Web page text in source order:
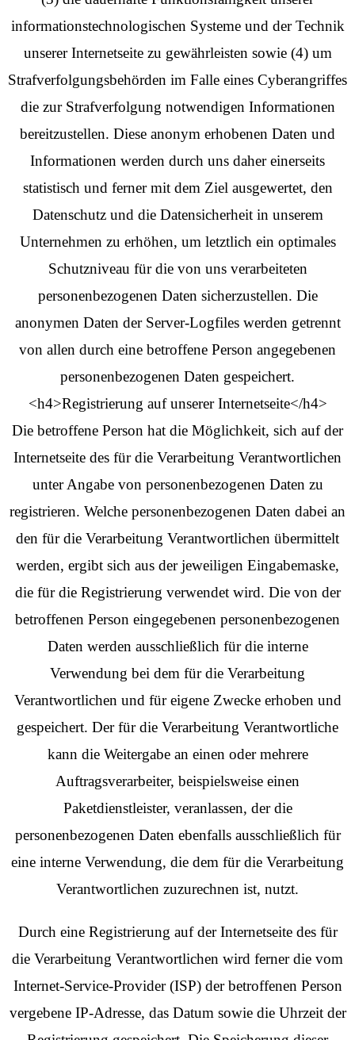
informationstechnologischen Systeme und der Technik
unserer Internetseite zu gewährleisten sowie (4) um
Strafverfolgungsbehörden im Falle eines Cyberangriffes
die zur Strafverfolgung notwendigen Informationen
bereitzustellen. Diese anonym erhobenen Daten und
Informationen werden durch uns daher einerseits
statistisch und ferner mit dem Ziel ausgewertet, den
Datenschutz und die Datensicherheit in unserem
Unternehmen zu erhöhen, um letztlich ein optimales
Schutzniveau für die von uns verarbeiteten
personenbezogenen Daten sicherzustellen. Die
anonymen Daten der Server-Logfiles werden getrennt
von allen durch eine betroffene Person angegebenen
personenbezogenen Daten gespeichert.
<h4>Registrierung auf unserer Internetseite</h4>
Die betroffene Person hat die Möglichkeit, sich auf der
Internetseite des für die Verarbeitung Verantwortlichen
unter Angabe von personenbezogenen Daten zu
registrieren. Welche personenbezogenen Daten dabei an
den für die Verarbeitung Verantwortlichen übermittelt
werden, ergibt sich aus der jeweiligen Eingabemaske,
die für die Registrierung verwendet wird. Die von der
betroffenen Person eingegebenen personenbezogenen
Daten werden ausschließlich für die interne
Verwendung bei dem für die Verarbeitung
Verantwortlichen und für eigene Zwecke erhoben und
gespeichert. Der für die Verarbeitung Verantwortliche
kann die Weitergabe an einen oder mehrere
Auftragsverarbeiter, beispielsweise einen
Paketdienstleister, veranlassen, der die
personenbezogenen Daten ebenfalls ausschließlich für
eine interne Verwendung, die dem für die Verarbeitung
Verantwortlichen zuzurechnen ist, nutzt.
Durch eine Registrierung auf der Internetseite des für
die Verarbeitung Verantwortlichen wird ferner die vom
Internet-Service-Provider (ISP) der betroffenen Person
vergebene IP-Adresse, das Datum sowie die Uhrzeit der